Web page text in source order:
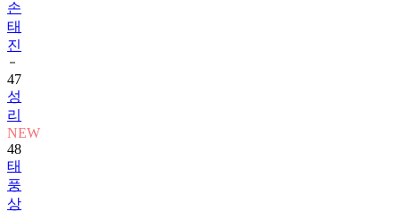
손
태
진
47
성
리
NEW
48
태
풍
상